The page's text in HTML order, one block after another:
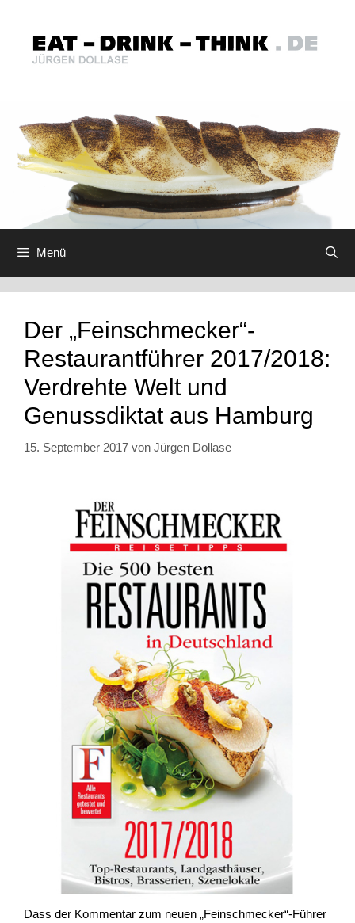
springen
Menü
Der „Feinschmecker“-
Restaurantführer 2017/2018:
Verdrehte Welt und
Genussdiktat aus Hamburg
15. September 2017 von Jürgen Dollase
Dass der Kommentar zum neuen „Feinschmecker“-Führer